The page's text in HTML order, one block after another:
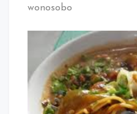
wonosobo